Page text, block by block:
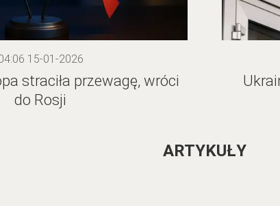
15-01-2026
straciła przewagę, wróci
do Rosji
ARTYKUŁY